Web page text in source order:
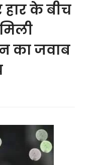
हार के बीच
का जवाब